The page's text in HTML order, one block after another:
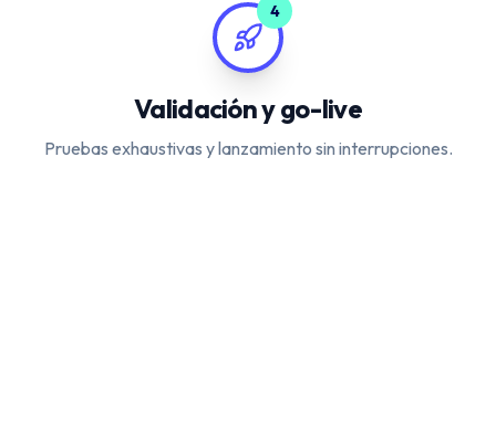
4
Validación y go-live
Pruebas exhaustivas y lanzamiento sin interrupciones.